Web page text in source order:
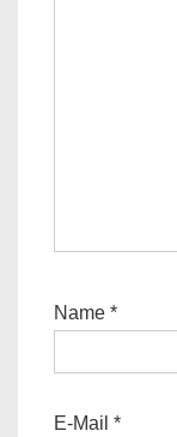
Name *
E-Mail *